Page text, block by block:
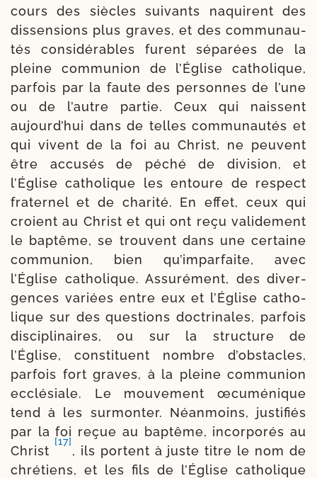
cours des siècles sui­vants naquirent des
dis­sen­sions plus graves, et des com­mu­nau­
tés consi­dé­rables furent sépa­rées de la
pleine com­mu­nion de l’Église catho­lique,
par­fois par la faute des per­sonnes de l’une
ou de l’autre par­tie. Ceux qui naissent
aujourd’hui dans de telles com­mu­nau­tés et
qui vivent de la foi au Christ, ne peuvent
être accu­sés de péché de divi­sion, et
l’Église catho­lique les entoure de res­pect
fra­ter­nel et de cha­ri­té. En effet, ceux qui
croient au Christ et qui ont reçu vali­de­ment
le bap­tême, se trouvent dans une cer­taine
com­mu­nion, bien qu’imparfaite, avec
l’Église catho­lique. Assurément, des diver­
gences variées entre eux et l’Église catho­
lique sur des ques­tions doc­tri­nales, par­fois
dis­ci­pli­naires, ou sur la struc­ture de
l’Église, consti­tuent nombre d’obstacles,
par­fois fort graves, à la pleine com­mu­nion
ecclé­siale. Le mou­ve­ment œcu­mé­nique
tend à les sur­mon­ter. Néanmoins, jus­ti­fiés
par la foi reçue au bap­tême, incor­po­rés au
Christ
[17]
, ils portent à juste titre le nom de
chré­tiens, et les fils de l’Église catho­lique